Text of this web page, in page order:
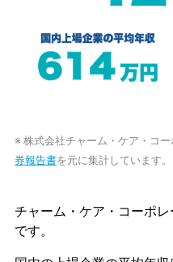
※ 株式会社チャーム・ケア・コ
券報告書を元に集計しています。
チャーム・ケア・コーポ
です。